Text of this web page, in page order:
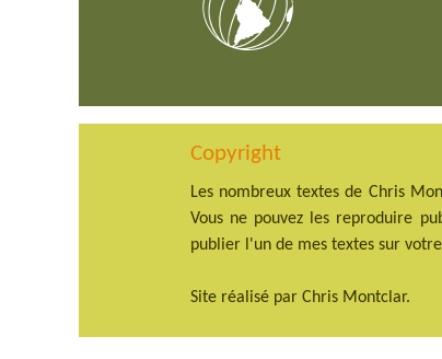
Copyright
Les nombreux textes de Chris
Vous ne pouvez les reproduire
publier l'un de mes textes sur
Site réalisé par Chris Montclar.